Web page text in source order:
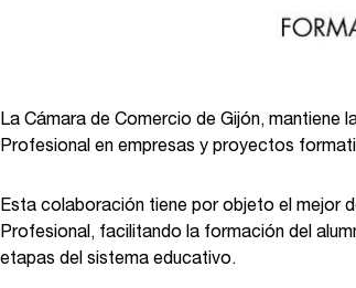
La Cámara de Comercio de Gijón, mantiene
Profesional en empresas y proyectos
Esta colaboración tiene por objeto el mejor
Profesional, facilitando la formación del
etapas del sistema educativo.